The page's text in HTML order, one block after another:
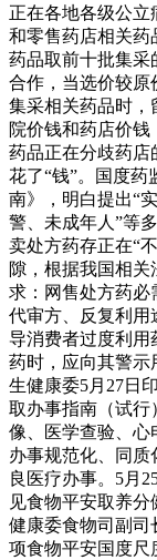
正在各地各级公立
和零售药店相关药
药品取前十批集采
合作，当选价较原
集采相关药品时，
院价钱和药店价
药品正在分歧药店
花了“钱”。国度药
南》，明白提出“
警、未成年人”等
卖处方药存正在“
隙，根据我国相
求：网售处方药
代审方、反复利用
导消费者过度利用
药时，应向其警示
生健康委5月27日
取办事指南（试行
像、医学查验、心
办事规范化、同
良医疗办事。5月
见食物平安取养
健康委食物司副司
项食物平安国度尺